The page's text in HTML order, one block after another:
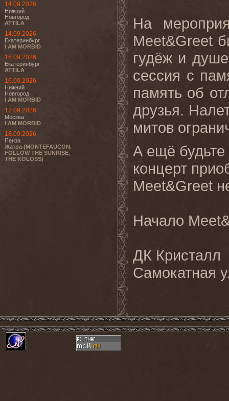
14.09.2026
Нижний
Новгород
ATTILA
14.09.2026
Екатеринбург
I AM MORBID
16.09.2026
Екатеринбург
ATTILA
16.09.2026
Нижний
Новгород
I AM MORBID
17.09.2026
Москва
I AM MORBID
18.09.2026
Пенза
Жатва (MONTEFAUCON,
FOLLOW THE SUNRISE,
THE KOLOSS)
На
Meet&Greet
гудёж и
сессия с
память об
друзья.
митов
А ещё будьте
концерт
Meet&Greet
Начало
ДК Кристалл
Самокатная